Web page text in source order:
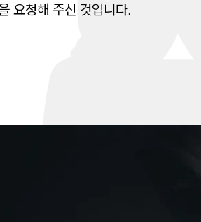
요청해 주신 것입니다.